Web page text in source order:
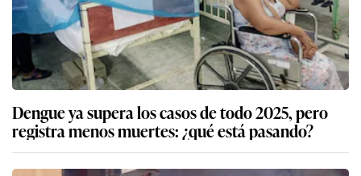
Dengue ya supera los casos de todo 2025, pero
registra menos muertes: ¿qué está pasando?